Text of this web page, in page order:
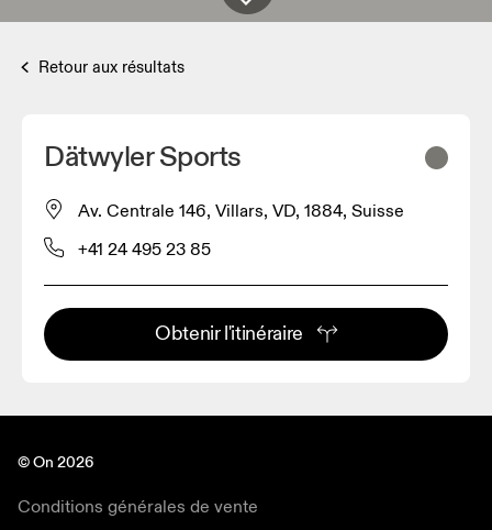
Retour aux résultats
Dätwyler Sports
Av. Centrale 146, Villars, VD, 1884, Suisse
+41 24 495 23 85
Obtenir l'itinéraire
© On 2026
Conditions générales de vente